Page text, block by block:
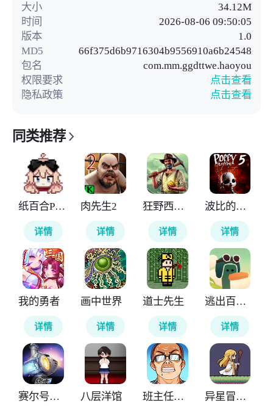
大小
34.12M
时间
2026-08-06 09:50:05
版本
1.0
MD5
66f375d6b9716304b9556910a6b24548
包名
com.mm.ggdttwe.haoyou
权限要求
点击查看
隐私政策
点击查看
同类推荐
纸百合PaperLily
详情
肉先生2
详情
狂野西部矿工
详情
波比的游戏时间第五章官方正版
详情
我的勇者
详情
画中世界
详情
道士先生
详情
逃出百慕大
详情
赛尔号巅峰之战 八层洋馆 班主任模拟器 异星冒险灵戊